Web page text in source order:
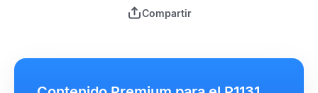
Compartir